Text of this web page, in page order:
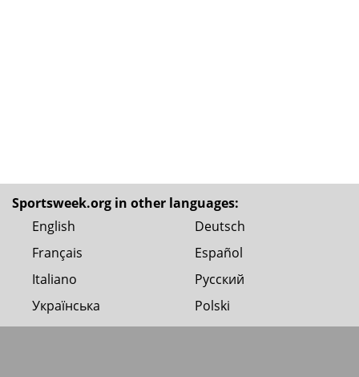
Sportsweek.org in other languages:
English
Deutsch
Français
Español
Italiano
Русский
Українська
Polski